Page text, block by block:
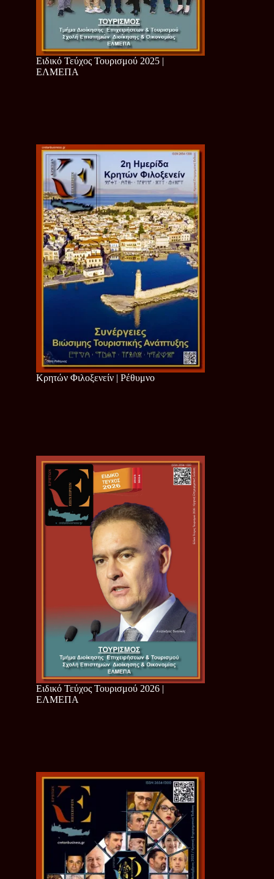
Ειδικό Τεύχος Τουρισμού 2025 |
ΕΛΜΕΠΑ
Κρητών Φιλοξενείν | Ρέθυμνο
Ειδικό Τεύχος Τουρισμού 2026 |
ΕΛΜΕΠΑ